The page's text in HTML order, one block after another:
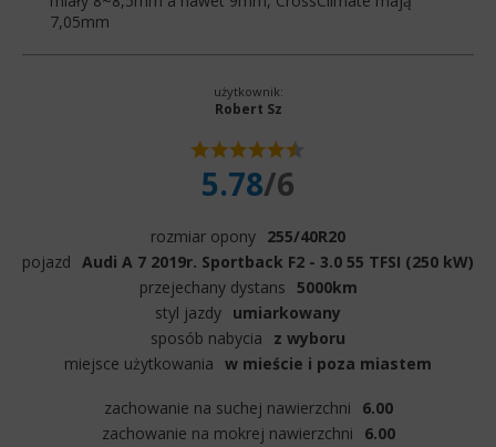
7,05mm
użytkownik:
Robert Sz
5.78/6
rozmiar opony 255/40R20
pojazd Audi A 7 2019r. Sportback F2 - 3.0 55 TFSI (250 kW)
przejechany dystans 5000km
styl jazdy umiarkowany
sposób nabycia
z wyboru
miejsce użytkowania w mieście i poza miastem
zachowanie na suchej nawierzchni
6.00
zachowanie na mokrej nawierzchni
6.00